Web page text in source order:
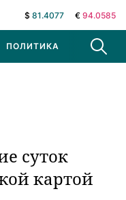
$ 81.4077 € 94.0585
ПОЛИТИКА В МИРЕ
суток
картой